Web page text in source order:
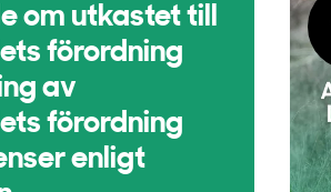
om utkastet till
förordning
av
förordning
enligt